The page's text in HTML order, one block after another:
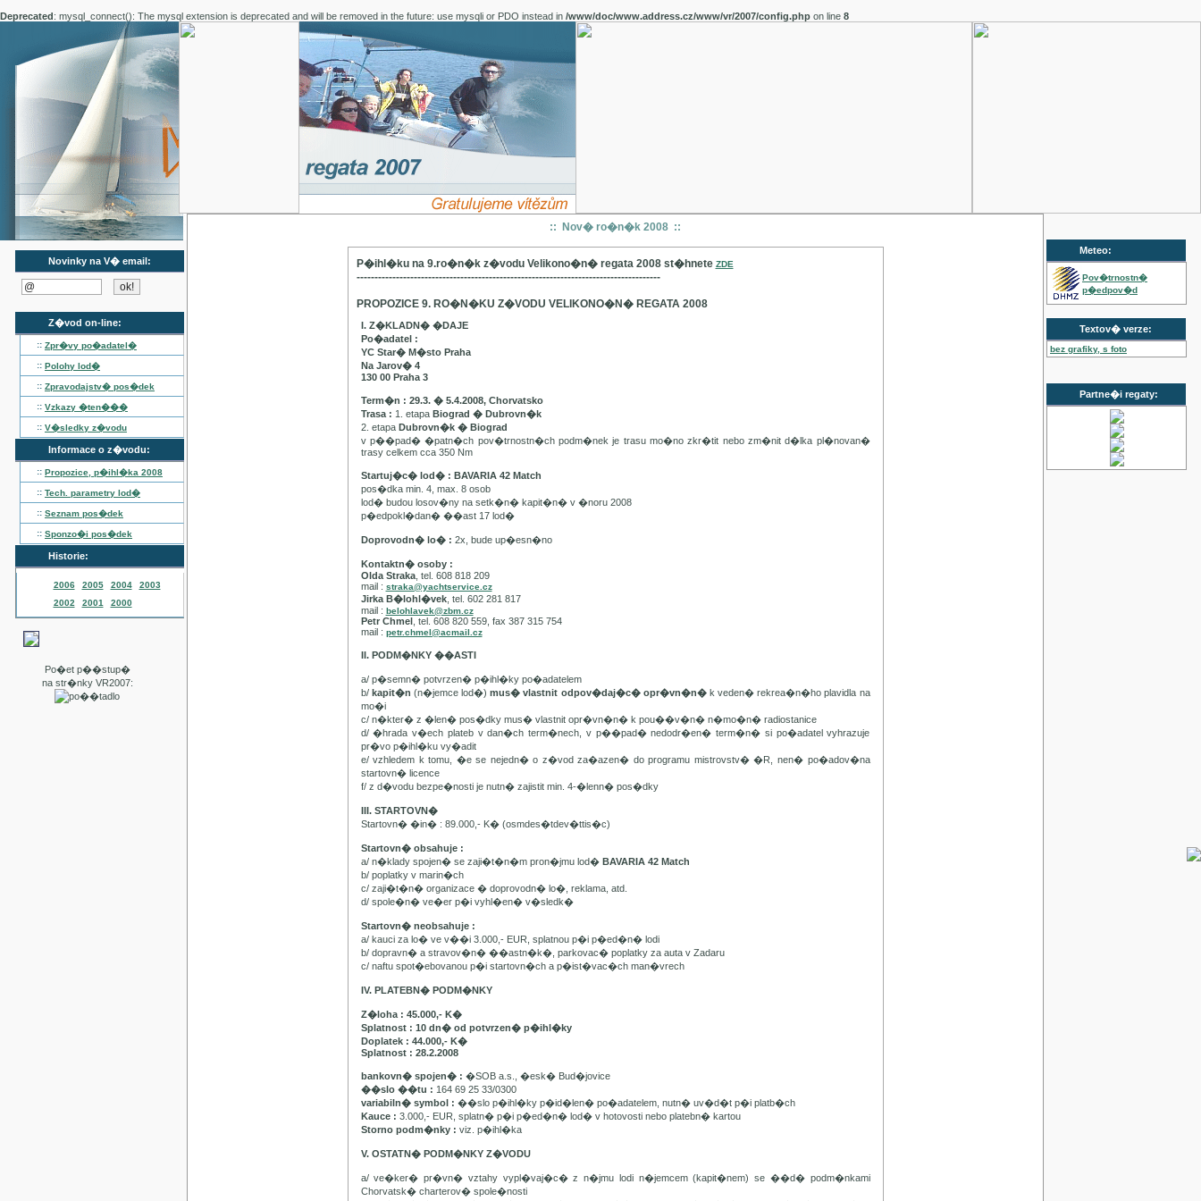
Deprecated: mysql_connect(): The mysql extension is deprecated and will be removed in the future: use mysqli or PDO instead in /www/doc/www.address.cz/www/vr/2007/config.php on line 8
Novinky na V� email:
Z�vod on-line:
:: Zpr�vy po�adatel�
:: Polohy lod�
:: Zpravodajstv� pos�dek
:: Vzkazy �ten���
:: V�sledky z�vodu
Informace o z�vodu:
:: Propozice, p�ihl�ka 2008
:: Tech. parametry lod�
:: Seznam pos�dek
:: Sponzo�i pos�dek
Historie:
2006 2005 2004
2003
2002
2001 2000
Po�et p��stup�
na str�nky VR2007:
:: Nov� ro�n�k 2008 ::
P�ihl�ku na 9.ro�n�k z�vodu Velikono�n� regata 2008 st�hnete ZDE
-------------------------------------------------------------------------------------
PROPOZICE 9. RO�N�KU Z�VODU VELIKONO�N� REGATA 2008
I. Z�KLADN� �DAJE
Po�adatel :
YC Star� M�sto Praha
Na Jarov� 4
130 00 Praha 3
Term�n : 29.3. � 5.4.2008, Chorvatsko
Trasa : 1. etapa Biograd � Dubrovn�k
2. etapa Dubrovn�k � Biograd
v p��pad� �patn�ch pov�trnostn�ch podm�nek je trasu mo�no zkr�tit nebo zm�nit d�lka pl�novan�
trasy celkem cca 350 Nm
Startuj�c� lod� : BAVARIA 42 Match
pos�dka min. 4, max. 8 osob
lod� budou losov�ny na setk�n� kapit�n� v �noru 2008
p�edpokl�dan� ��ast 17 lod�
Doprovodn� lo� : 2x, bude up�esn�no
Kontaktn� osoby :
Olda Straka, tel. 608 818 209
mail : straka@yachtservice.cz
Jirka B�lohl�vek, tel. 602 281 817
mail : belohlavek@zbm.cz
Petr Chmel, tel. 608 820 559, fax 387 315 754
mail : petr.chmel@acmail.cz
II. PODM�NKY ��ASTI
a/ p�semn� potvrzen� p�ihl�ky po�adatelem
b/ kapit�n (n�jemce lod�) mus� vlastnit odpov�daj�c� opr�vn�n� k veden� rekrea�n�ho plavidla na
mo�i
c/ n�kter� z �len� pos�dky mus� vlastnit opr�vn�n� k pou��v�n� n�mo�n� radiostanice
d/ �hrada v�ech plateb v dan�ch term�nech, v p��pad� nedodr�en� term�n� si po�adatel vyhrazuje
pr�vo p�ihl�ku vy�adit
e/ vzhledem k tomu, �e se nejedn� o z�vod za�azen� do programu mistrovstv� �R, nen� po�adov�na
startovn� licence
f/ z d�vodu bezpe�nosti je nutn� zajistit min. 4-�lenn� pos�dky
III. STARTOVN�
Startovn� �in� : 89.000,- K� (osmdes�tdev�ttis�c)
Startovn� obsahuje :
a/ n�klady spojen� se zaji�t�n�m pron�jmu lod� BAVARIA 42 Match
b/ poplatky v marin�ch
c/ zaji�t�n� organizace � doprovodn� lo�, reklama, atd.
d/ spole�n� ve�er p�i vyhl�en� v�sledk�
Startovn� neobsahuje :
a/ kauci za lo� ve v��i 3.000,- EUR, splatnou p�i p�ed�n� lodi
b/ dopravn� a stravov�n� ��astn�k�, parkovac� poplatky za auta v Zadaru
c/ naftu spot�ebovanou p�i startovn�ch a p�ist�vac�ch man�vrech
IV. PLATEBN� PODM�NKY
Z�loha : 45.000,- K�
Splatnost : 10 dn� od potvrzen� p�ihl�ky
Doplatek : 44.000,- K�
Splatnost : 28.2.2008
bankovn� spojen� : �SOB a.s., �esk� Bud�jovice
��slo ��tu : 164 69 25 33/0300
variabiln� symbol : ��slo p�ihl�ky p�id�len� po�adatelem, nutn� uv�d�t p�i platb�ch
Kauce : 3.000,- EUR, splatn� p�i p�ed�n� lod� v hotovosti nebo platebn� kartou
Storno podm�nky : viz. p�ihl�ka
V. OSTATN� PODM�NKY Z�VODU
a/ ve�ker� pr�vn� vztahy vypl�vaj�c� z n�jmu lodi n�jemcem (kapit�nem) se ��d� podm�nkami
Chorvatsk� charterov� spole�nosti
Meteo:
Pov�trnostn�
p�edpov�d
Textov� verze:
bez grafiky, s foto
Partne�i regaty: